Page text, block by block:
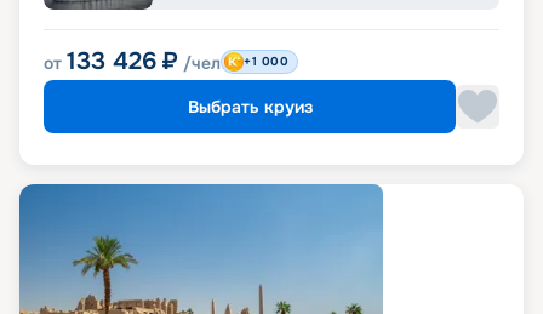
от 133 426 ₽ /чел +1 000
Выбрать круиз